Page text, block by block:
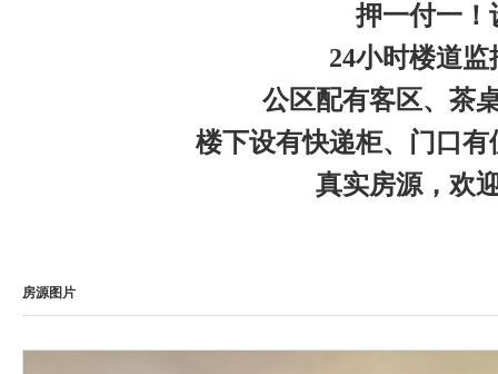
押一付一！
24小时楼道
公区配有客区、茶
楼下设有快递柜、门口
真实房源，欢
房源图片